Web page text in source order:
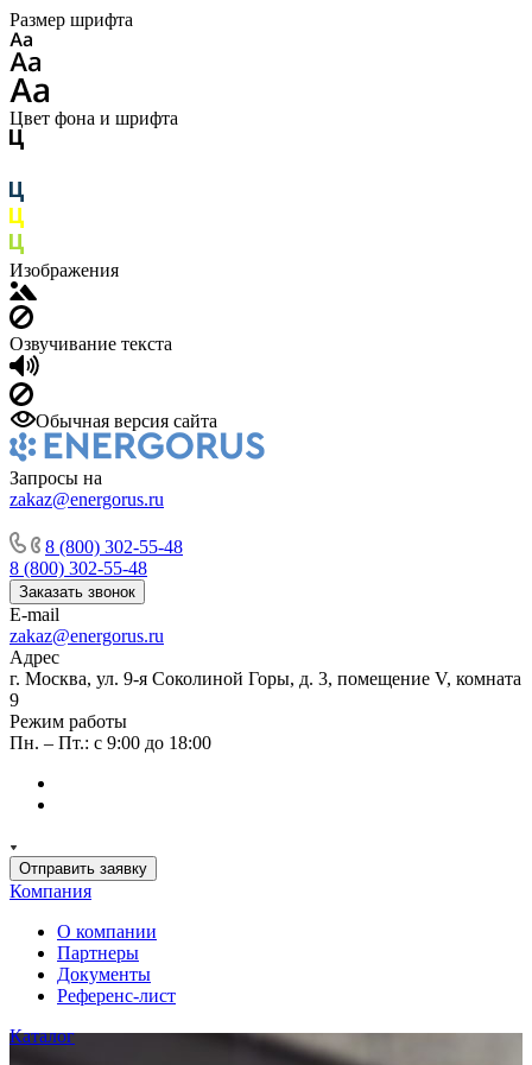
Размер шрифта
Цвет фона и шрифта
Изображения
Озвучивание текста
Обычная версия сайта
Запросы на
zakaz@energorus.ru
8 (800) 302-55-48
8 (800) 302-55-48
Заказать звонок
E-mail
zakaz@energorus.ru
Адрес
г. Москва, ул. 9-я Соколиной Горы, д. 3, помещение V, комната
9
Режим работы
Пн. – Пт.: с 9:00 до 18:00
Отправить заявку
Компания
О компании
Партнеры
Документы
Референс-лист
Каталог